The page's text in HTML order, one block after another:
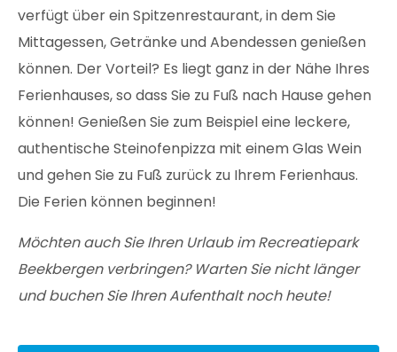
verfügt über ein Spitzenrestaurant, in dem Sie
Mittagessen, Getränke und Abendessen genießen
können. Der Vorteil? Es liegt ganz in der Nähe Ihres
Ferienhauses, so dass Sie zu Fuß nach Hause gehen
können! Genießen Sie zum Beispiel eine leckere,
authentische Steinofenpizza mit einem Glas Wein
und gehen Sie zu Fuß zurück zu Ihrem Ferienhaus.
Die Ferien können beginnen!
Möchten auch Sie Ihren Urlaub im Recreatiepark
Beekbergen verbringen? Warten Sie nicht länger
und buchen Sie Ihren Aufenthalt noch heute!